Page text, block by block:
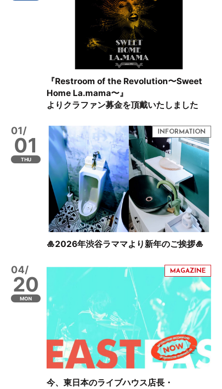
『Restroom of the Revolution〜Sweet
Home La.mama〜』
よりクラファン募金を頂戴いたしました
01/
01
THU
🎍2026年渋谷ラママより新年のご挨拶🎍
04/
20
MON
今、東日本のライブハウス店長・